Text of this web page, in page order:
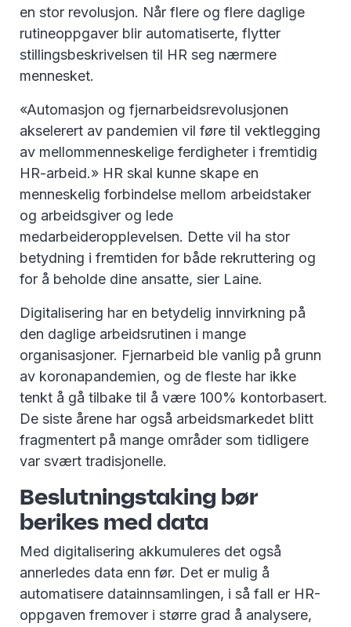
en stor revolusjon. Når flere og flere daglige
rutineoppgaver blir automatiserte, flytter
stillingsbeskrivelsen til HR seg nærmere
mennesket.
«Automasjon og fjernarbeidsrevolusjonen
akselerert av pandemien vil føre til vektlegging
av mellommenneskelige ferdigheter i fremtidig
HR-arbeid.» HR skal kunne skape en
menneskelig forbindelse mellom arbeidstaker
og arbeidsgiver og lede
medarbeideropplevelsen. Dette vil ha stor
betydning i fremtiden for både rekruttering og
for å beholde dine ansatte, sier Laine.
Digitalisering har en betydelig innvirkning på
den daglige arbeidsrutinen i mange
organisasjoner. Fjernarbeid ble vanlig på grunn
av koronapandemien, og de fleste har ikke
tenkt å gå tilbake til å være 100% kontorbasert.
De siste årene har også arbeidsmarkedet blitt
fragmentert på mange områder som tidligere
var svært tradisjonelle.
Beslutningstaking bør
berikes med data
Med digitalisering akkumuleres det også
annerledes data enn før. Det er mulig å
automatisere datainnsamlingen, i så fall er HR-
oppgaven fremover i større grad å analysere,